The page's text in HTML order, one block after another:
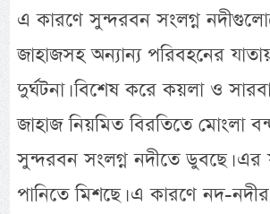
এ কারণে সুন্দরবন সংলগ্ন
জাহাজসহ অন্যান্য পরিবহনের
দুর্ঘটনা। বিশেষ করে কয়লা ও
জাহাজ নিয়মিত বিরতিতে মোংলা
সুন্দরবন সংলগ্ন নদীতে ডুবছে।
পানিতে মিশছে। এ কারণে নদ-